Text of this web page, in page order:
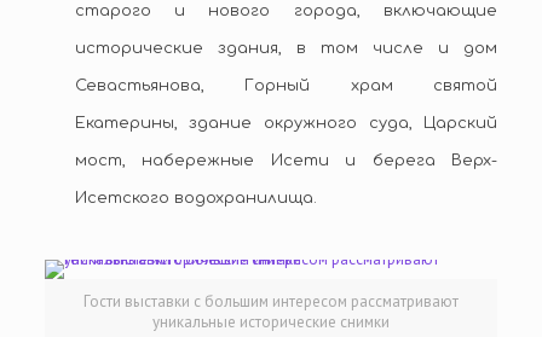
старого и нового города, включающие
исторические здания, в том числе и дом
Севастьянова, Горный храм святой
Екатерины, здание окружного суда, Царский
мост, набережные Исети и берега Верх-
Исетского водохранилища.
Гости выставки с большим интересом рассматривают
уникальные исторические снимки